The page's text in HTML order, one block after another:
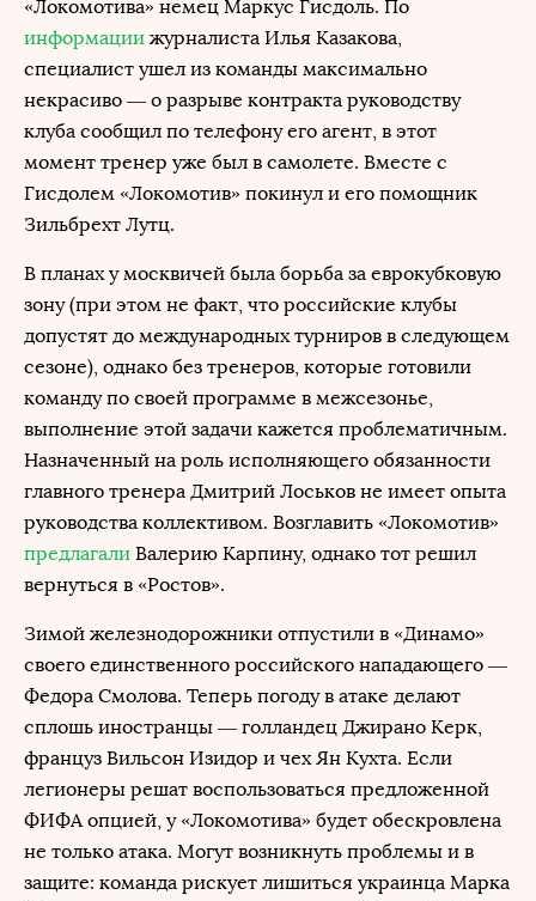
«Локомотива» немец Маркус Гисдоль. По
информации журналиста Илья Казакова,
специалист ушел из команды максимально
некрасиво — о разрыве контракта руководству
клуба сообщил по телефону его агент, в этот
момент тренер уже был в самолете. Вместе с
Гисдолем «Локомотив» покинул и его помощник
Зильбрехт Лутц.
В планах у москвичей была борьба за еврокубковую
зону (при этом не факт, что российские клубы
допустят до международных турниров в следующем
сезоне), однако без тренеров, которые готовили
команду по своей программе в межсезонье,
выполнение этой задачи кажется проблематичным.
Назначенный на роль исполняющего обязанности
главного тренера Дмитрий Лоськов не имеет опыта
руководства коллективом. Возглавить «Локомотив»
предлагали Валерию Карпину, однако тот решил
вернуться в «Ростов».
Зимой железнодорожники отпустили в «Динамо»
своего единственного российского нападающего —
Федора Смолова. Теперь погоду в атаке делают
сплошь иностранцы — голландец Джирано Керк,
француз Вильсон Изидор и чех Ян Кухта. Если
легионеры решат воспользоваться предложенной
ФИФА опцией, у «Локомотива» будет обескровлена
не только атака. Могут возникнуть проблемы и в
защите: команда рискует лишиться украинца Марка